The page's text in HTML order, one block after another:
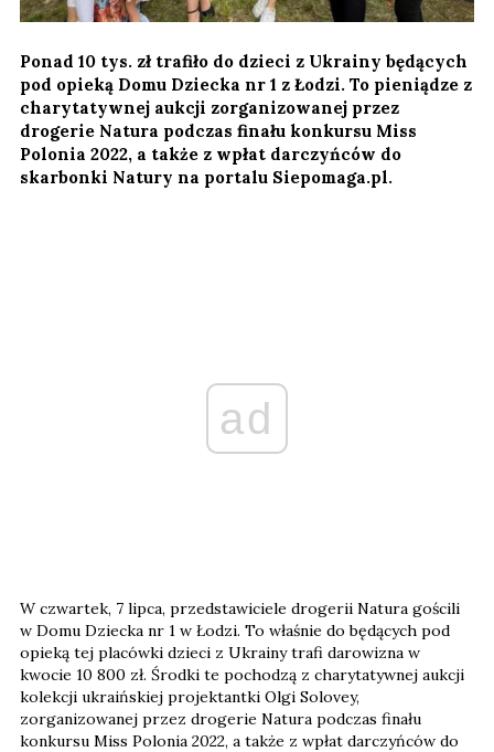
Ponad 10 tys. zł trafiło do dzieci z Ukrainy będących
pod opieką Domu Dziecka nr 1 z Łodzi. To pieniądze z
charytatywnej aukcji zorganizowanej przez
drogerie Natura podczas finału konkursu Miss
Polonia 2022, a także z wpłat darczyńców do
skarbonki Natury na portalu Siepomaga.pl.
ad
W czwartek, 7 lipca, przedstawiciele drogerii Natura gościli
w Domu Dziecka nr 1 w Łodzi. To właśnie do będących pod
opieką tej placówki dzieci z Ukrainy trafi darowizna w
kwocie 10 800 zł. Środki te pochodzą z charytatywnej aukcji
kolekcji ukraińskiej projektantki Olgi Solovey,
zorganizowanej przez drogerie Natura podczas finału
konkursu Miss Polonia 2022, a także z wpłat darczyńców do